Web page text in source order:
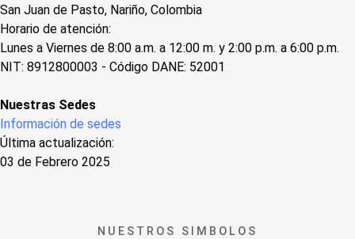
San Juan de Pasto, Nariño, Colombia
Horario de atención:
Lunes a Viernes de 8:00 a.m. a 12:00 m. y 2:00 p.m. a 6:00 p.m.
NIT: 8912800003 - Código DANE: 52001
Nuestras Sedes
Información de sedes
Última actualización:
03 de Febrero 2025
NUESTROS SIMBOLOS